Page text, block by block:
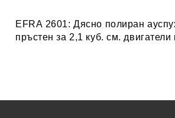
EFRA 2601: Дясно полиран
пръстен за 2,1 куб. см.